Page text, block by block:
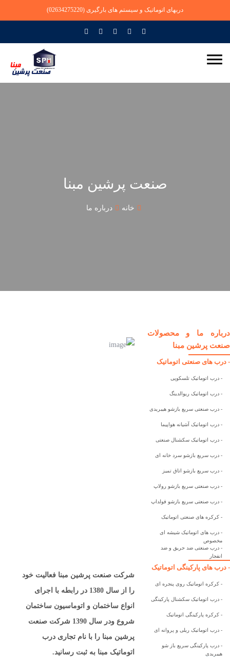
دربهای اتوماتیک و سیستم های بارگیری (02634275220)
صنعت پرشین مبنا
خانه درباره ما
درباره ما و محصولات
صنعت پرشین مبنا
- درب های صنعتی اتوماتیک
- درب اتوماتیک تلسکوپی
- درب اتوماتیک ریوالدینگ
- درب صنعتی سریع بازشو هیبریدی
- درب اتوماتیک آشیانه هواپیما
- درب اتوماتیک سکشنال صنعتی
- درب سریع بازشو سرد خانه ای
- درب سریع بازشو اتاق تمیز
- درب صنعتی سریع بازشو رولاپ
- درب صنعتی سریع بازشو فولداپ
- کرکره های صنعتی اتوماتیک
- درب های اتوماتیک شیشه ای
مخصوص
- درب صنعتی ضد حریق و ضد
انفجار
- درب های پارکینگی اتوماتیک
- کرکره اتوماتیک روی پنجره ای
- درب اتوماتیک سکشنال پارکینگی
- کرکره پارکینگی اتوماتیک
- درب اتوماتیک ریلی و پروانه ای
- درب پارکینگی سریع باز شو
هیبریدی
شرکت صنعت پرشین مبنا فعالیت خود
را از سال 1380 در رابطه با اجرای
انواع ساختمان و اتوماسیون ساختمان
شروع ودر سال 1390 شرکت صنعت
پرشین مبنا را با نام تجاری درب
اتوماتیک مبنا به ثبت رسانید.